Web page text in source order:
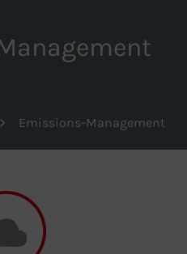
Emissions-Management